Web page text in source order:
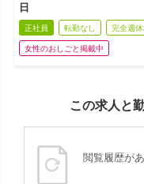
日
正社員 転勤なし 完全週休
女性のおしごと掲載中
この求人と
閲覧履歴が